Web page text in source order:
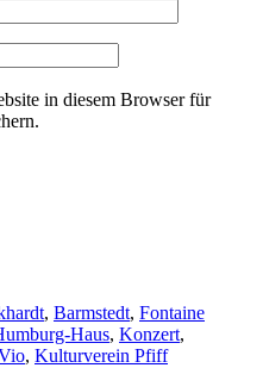
in diesem Browser für
, Barmstedt, Fontaine
Haus, Konzert,
, Kulturverein Pfiff